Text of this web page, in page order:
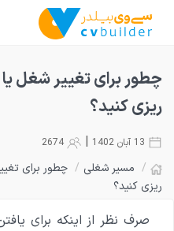
چطور برای تغییر شغل
ریزی کنید؟
|
/ مسیر شغلی / چطور برای
ریزی کنید؟
صرف نظر از اینکه برای